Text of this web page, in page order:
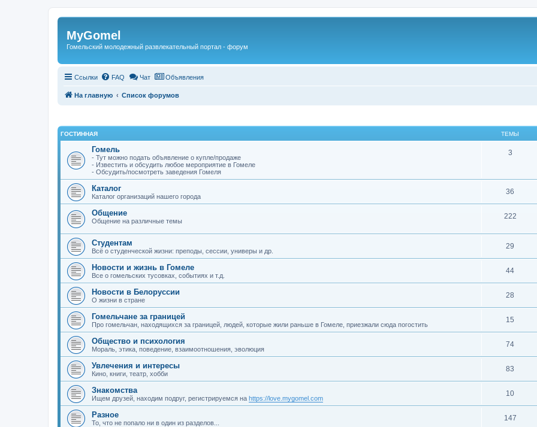
Регистрация
MyGomel
Гомельский молодежный развлекательный портал - форум
Ссылки FAQ Чат Объявления
На главную Список форумов
ГОСТИННАЯ ТЕМЫ
Гомель
- Тут можно подать объявление о купле/продаже
- Известить и обсудить любое мероприятие в Гомеле
- Обсудить/посмотреть заведения Гомеля
3
Каталог
Каталог организаций нашего города
36
Общение
Общение на различные темы
222
Студентам
Всё о студенческой жизни: преподы, сессии, универы и др.
29
Новости и жизнь в Гомеле
Все о гомельских тусовках, событиях и т.д.
44
Новости в Белоруссии
О жизни в стране
28
Гомельчане за границей
Про гомельчан, находящихся за границей, людей, которые жили раньше в Гомеле, приезжали сюда погостить
15
Общество и психология
Мораль, этика, поведение, взаимоотношения, эволюция
74
Увлечения и интересы
Кино, книги, театр, хобби
83
Знакомства
Ищем друзей, находим подруг, регистрируемся на https://love.mygomel.com
10
Разное
То, что не попало ни в один из разделов...
147